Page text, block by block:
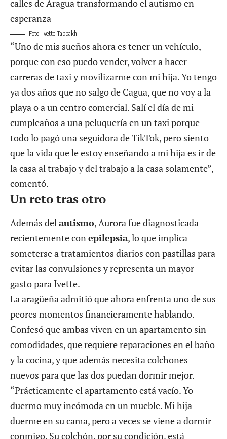
Foto: Ivette Tabbakh
“Uno de mis sueños ahora es tener un vehículo,
porque con eso puedo vender, volver a hacer
carreras de taxi y movilizarme con mi hija. Yo tengo
ya dos años que no salgo de Cagua, que no voy a la
playa o a un centro comercial. Salí el día de mi
cumpleaños a una peluquería en un taxi porque
todo lo pagó una seguidora de TikTok, pero siento
que la vida que le estoy enseñando a mi hija es ir de
la casa al trabajo y del trabajo a la casa solamente”,
comentó.
Un reto tras otro
Además delautismo, Aurora fue diagnosticada
recientemente conepilepsia, lo que implica
someterse a tratamientos diarios con pastillas para
evitar las convulsiones y representa un mayor
gasto para Ivette.
La aragüeña admitió que ahora enfrenta uno de sus
peores momentos financieramente hablando.
Confesó que ambas viven en un apartamento sin
comodidades, que requiere reparaciones en el baño
y la cocina, y que además necesita colchones
nuevos para que las dos puedan dormir mejor.
“Prácticamente el apartamento está vacío. Yo
duermo muy incómoda en un mueble. Mi hija
duerme en su cama, pero a veces se viene a dormir
conmigo. Su colchón, por su condición, está